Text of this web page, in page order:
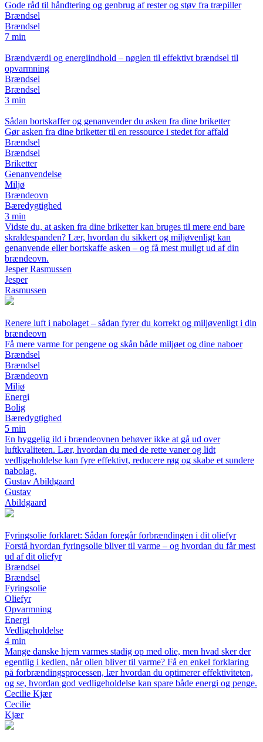
Gode råd til håndtering og genbrug af rester og støv fra træpiller
Brændsel
Brændsel
7 min
Brændværdi og energiindhold – nøglen til effektivt brændsel til
opvarmning
Brændsel
Brændsel
3 min
Sådan bortskaffer og genanvender du asken fra dine briketter
Gør asken fra dine briketter til en ressource i stedet for affald
Brændsel
Brændsel
Briketter
Genanvendelse
Miljø
Brændeovn
Bæredygtighed
3 min
Vidste du, at asken fra dine briketter kan bruges til mere end bare
skraldespanden? Lær, hvordan du sikkert og miljøvenligt kan
genanvende eller bortskaffe asken – og få mest muligt ud af din
brændeovn.
Jesper Rasmussen
Jesper
Rasmussen
Renere luft i nabolaget – sådan fyrer du korrekt og miljøvenligt i din
brændeovn
Få mere varme for pengene og skån både miljøet og dine naboer
Brændsel
Brændsel
Brændeovn
Miljø
Energi
Bolig
Bæredygtighed
5 min
En hyggelig ild i brændeovnen behøver ikke at gå ud over
luftkvaliteten. Lær, hvordan du med de rette vaner og lidt
vedligeholdelse kan fyre effektivt, reducere røg og skabe et sundere
nabolag.
Gustav Abildgaard
Gustav
Abildgaard
Fyringsolie forklaret: Sådan foregår forbrændingen i dit oliefyr
Forstå hvordan fyringsolie bliver til varme – og hvordan du får mest
ud af dit oliefyr
Brændsel
Brændsel
Fyringsolie
Oliefyr
Opvarmning
Energi
Vedligeholdelse
4 min
Mange danske hjem varmes stadig op med olie, men hvad sker der
egentlig i kedlen, når olien bliver til varme? Få en enkel forklaring
på forbrændingsprocessen, lær hvordan du optimerer effektiviteten,
og se, hvordan god vedligeholdelse kan spare både energi og penge.
Cecilie Kjær
Cecilie
Kjær